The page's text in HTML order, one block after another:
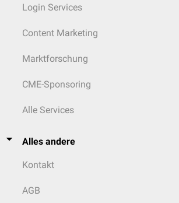
Login Services
Content Marketing
Marktforschung
CME-Sponsoring
Alle Services
Alles andere
Kontakt
AGB